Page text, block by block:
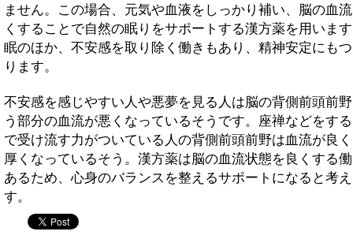
ません。この場合、元気や血液をしっかり補い、脳の血
くすることで自然の眠りをサポートする漢方薬を用いま
眠のほか、不安感を取り除く働きもあり、精神安定にも
ります。
不安感を感じやすい人や悪夢を見る人は脳の背側前頭前
う部分の血流が悪くなっているそうです。座禅などをす
で受け流す力がついている人の背側前頭前野は血流が良
厚くなっているそう。漢方薬は脳の血流状態を良くする
あるため、心身のバランスを整えるサポートになると考
す。